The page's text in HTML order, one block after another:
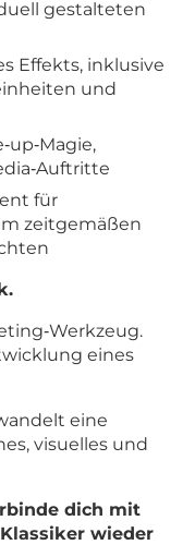
gestalteten
Effekts, inklusive
und
für
zeitgemäßen
eines
eine
visuelles und
dich mit
wieder